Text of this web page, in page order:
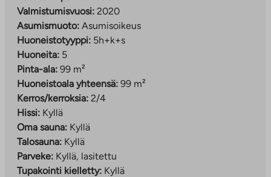
Valmistumisvuosi: 2020
Asumismuoto: Asumisoikeus
Huoneistotyyppi: 5h+k+s
Huoneita: 5
Pinta-ala: 99 m²
Huoneistoala yhteensä: 99 m²
Kerros/kerroksia: 2/4
Hissi: Kyllä
Oma sauna: Kyllä
Talosauna: Kyllä
Parveke: Kyllä, lasitettu
Tupakointi kielletty: Kyllä